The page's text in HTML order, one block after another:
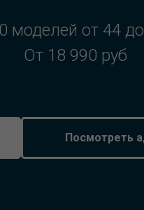
моделей от 44
От 18 990 руб
Посмотреть